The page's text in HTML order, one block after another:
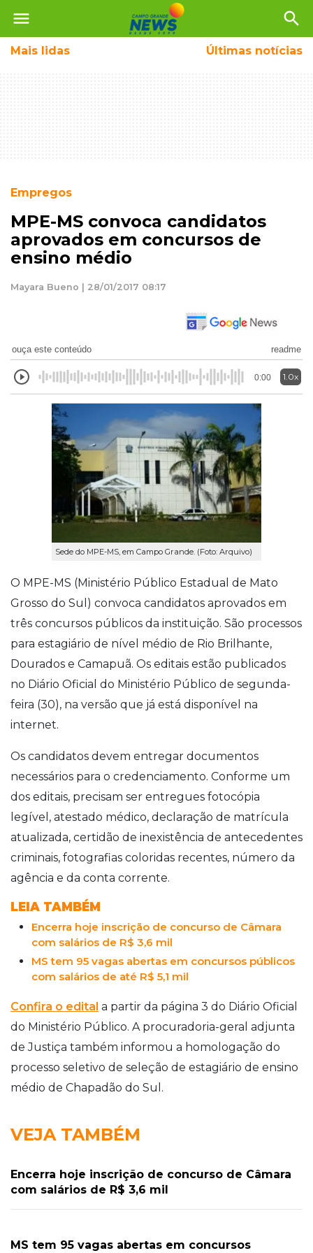
menu search
Mais lidas Últimas notícias
Empregos
MPE-MS convoca candidatos
aprovados em concursos de
ensino médio
Mayara Bueno | 28/01/2017 08:17
ouça este conteúdo readme
0:00 1.0x
Sede do MPE-MS, em Campo Grande. (Foto: Arquivo)
O MPE-MS (Ministério Público Estadual de Mato
Grosso do Sul) convoca candidatos aprovados em
três concursos públicos da instituição. São processos
para estagiário de nível médio de Rio Brilhante,
Dourados e Camapuã. Os editais estão publicados
no Diário Oficial do Ministério Público de segunda-
feira (30), na versão que já está disponível na
internet.
Os candidatos devem entregar documentos
necessários para o credenciamento. Conforme um
dos editais, precisam ser entregues fotocópia
legível, atestado médico, declaração de matrícula
atualizada, certidão de inexistência de antecedentes
criminais, fotografias coloridas recentes, número da
agência e da conta corrente.
LEIA TAMBÉM
Encerra hoje inscrição de concurso de Câmara
com salários de R$ 3,6 mil
MS tem 95 vagas abertas em concursos públicos
com salários de até R$ 5,1 mil
Confira o edital a partir da página 3 do Diário Oficial
do Ministério Público. A procuradoria-geral adjunta
de Justiça também informou a homologação do
processo seletivo de seleção de estagiário de ensino
médio de Chapadão do Sul.
VEJA TAMBÉM
Encerra hoje inscrição de concurso de Câmara
com salários de R$ 3,6 mil
MS tem 95 vagas abertas em concursos